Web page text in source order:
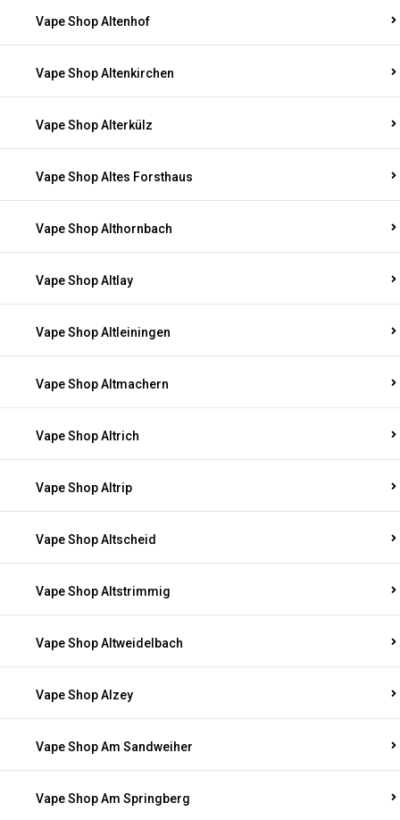
Vape Shop Altenhof
Vape Shop Altenkirchen
Vape Shop Alterkülz
Vape Shop Altes Forsthaus
Vape Shop Althornbach
Vape Shop Altlay
Vape Shop Altleiningen
Vape Shop Altmachern
Vape Shop Altrich
Vape Shop Altrip
Vape Shop Altscheid
Vape Shop Altstrimmig
Vape Shop Altweidelbach
Vape Shop Alzey
Vape Shop Am Sandweiher
Vape Shop Am Springberg